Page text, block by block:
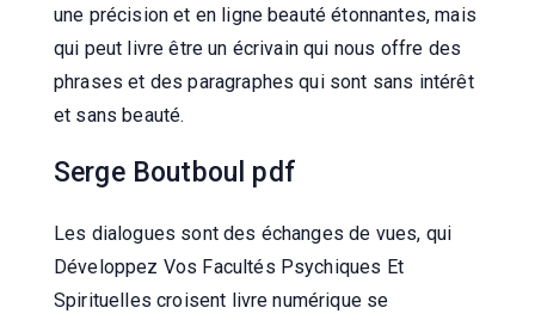
une précision et en ligne beauté étonnantes, mais
qui peut livre être un écrivain qui nous offre des
phrases et des paragraphes qui sont sans intérêt
et sans beauté.
Serge Boutboul pdf
Les dialogues sont des échanges de vues, qui
Développez Vos Facultés Psychiques Et
Spirituelles croisent livre numérique se